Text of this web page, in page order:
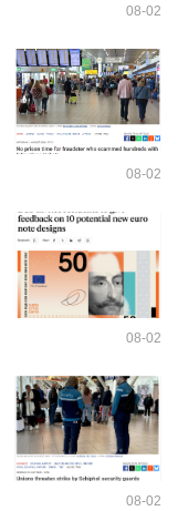
08-02
08-02
08-02
08-02